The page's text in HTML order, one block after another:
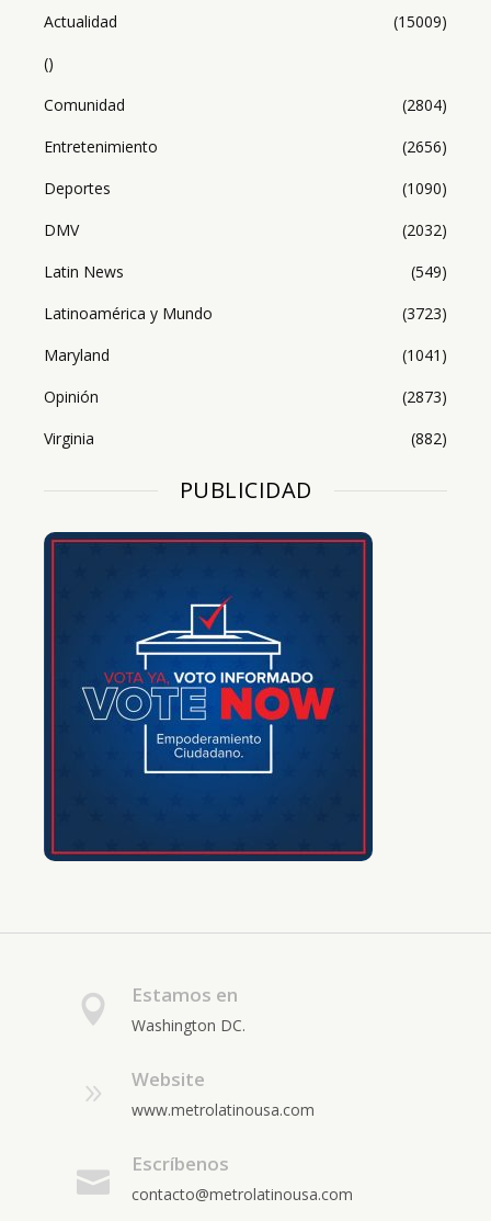
Actualidad
(15009)
()
Comunidad
(2804)
Entretenimiento
(2656)
Deportes
(1090)
DMV
(2032)
Latin News
(549)
Latinoamérica y Mundo
(3723)
Maryland
(1041)
Opinión
(2873)
Virginia
(882)
PUBLICIDAD
Estamos en
Washington DC.
Website
www.metrolatinousa.com
Escríbenos
contacto@metrolatinousa.com